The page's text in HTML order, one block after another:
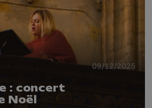
09/12/2025
: concert
Noël